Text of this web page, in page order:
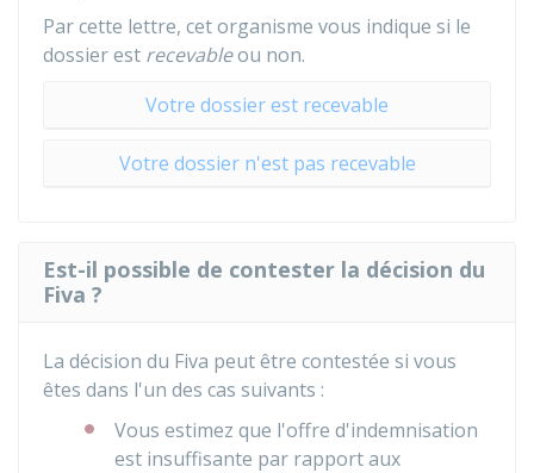
Par cette lettre, cet organisme vous indique si le
dossier est recevableou non.
Votre dossier est recevable
Votre dossier n'est pas recevable
Est-il possible de contester la décision du
Fiva ?
La décision du Fiva peut être contestée si vous
êtes dans l'un des cas suivants :
Vous estimez que l'offre d'indemnisation
est insuffisante par rapport aux